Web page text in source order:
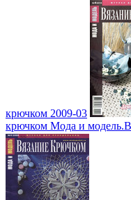
крючком 2009-03
крючком Мода и